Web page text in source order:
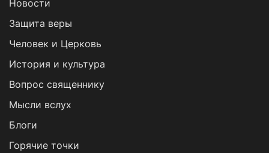
Новости
Защита веры
Человек и Церковь
История и культура
Вопрос священнику
Мысли вслух
Блоги
Горячие точки